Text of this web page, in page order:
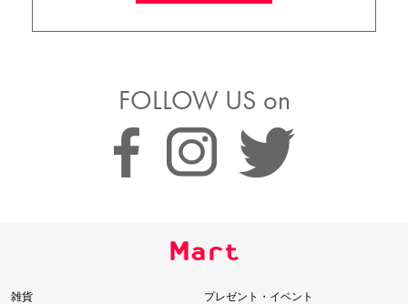
FOLLOW US on
雑貨
プレゼント・イベント